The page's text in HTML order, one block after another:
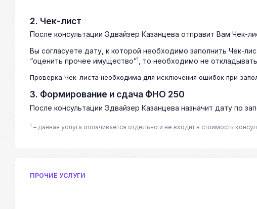
2. Чек-лист
После консультации Эдвайзер Казанцева отправит Вам Чек-
Вы согласуете дату, к которой необходимо заполнить Чек-
“оценить прочее имущество”1 , то необходимо не
Проверка Чек-листа необходима для исключения ошибок при
3. Формирование и сдача ФНО 250
После консультации Эдвайзер Казанцева назначит дату по
1 – данная услуга оплачивается отдельно и не входит в стоимость
ПРОЧИЕ УСЛУГИ